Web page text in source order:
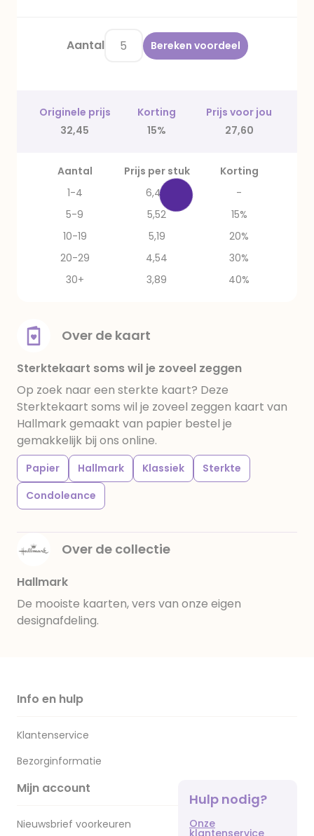
Aantal Bereken voordeel
Originele prijs Korting
Prijs voor jou
32,45
15% 27,60
Aantal Prijs per stuk
Korting
1-4
6,49
-
5-9
5,52
15%
10-19
5,19
20%
20-29
4,54
30%
30+
3,89 40%
Over de kaart
Sterktekaart soms wil je zoveel zeggen
Op zoek naar een sterkte kaart? Deze
Sterktekaart soms wil je zoveel zeggen kaart van
Hallmark gemaakt van papier bestel je
gemakkelijk bij ons online.
Papier Hallmark Klassiek
Sterkte
Condoleance
Over de collectie
Hallmark
De mooiste kaarten, vers van onze eigen
designafdeling.
Info en hulp
Klantenservice
Bezorginformatie
Mijn account
Nieuwsbrief voorkeuren
Hulp nodig?
Onze
klantenservice